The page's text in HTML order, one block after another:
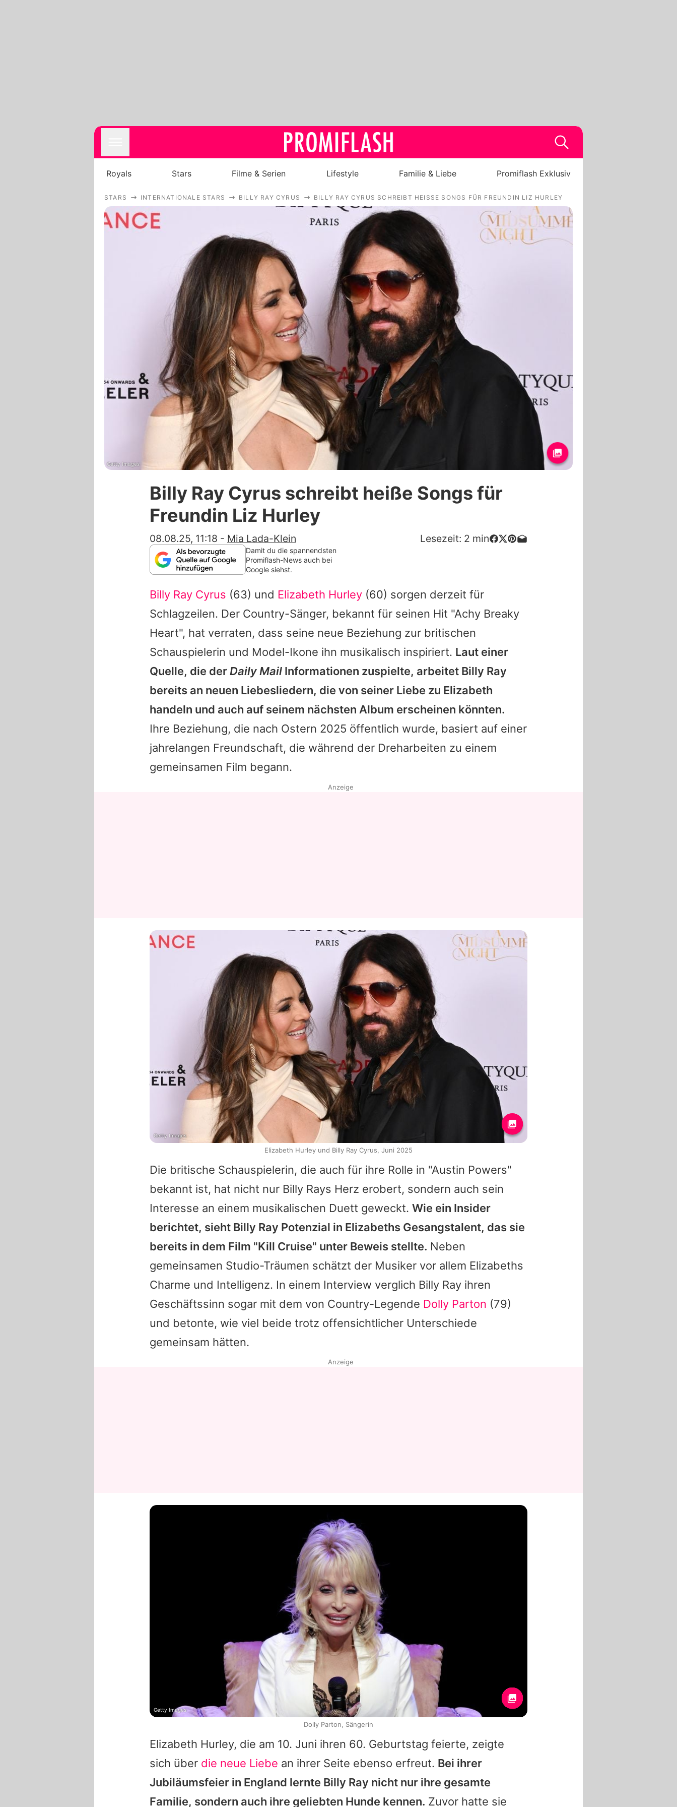
Royals
Stars
Filme & Serien
Lifestyle
Familie & Liebe
Promiflash Exklusiv
Alle Themen auf Promiflash
Jobs
App runterladen
Team
Redaktionelle Richtlinien
Impressum
Datenschutzerklärung
Nutzungsbedingungen
Utiq verwalten
Royals Stars Filme & Serien Lifestyle Familie & Liebe Promiflash Exklusiv
STARS INTERNATIONALE STARS BILLY RAY CYRUS BILLY RAY CYRUS SCHREIBT HEISSE SONGS FÜR FREUNDIN LIZ HURLEY
Getty Images
Billy Ray Cyrus schreibt heiße Songs für
Freundin Liz Hurley
08.08.25, 11:18 - Mia Lada-Klein Lesezeit: 2 min
Damit du die spannendsten
Promiflash-News auch bei
Google siehst.
Billy Ray Cyrus (63) und Elizabeth Hurley (60) sorgen derzeit für
Schlagzeilen. Der Country-Sänger, bekannt für seinen Hit "Achy Breaky
Heart", hat verraten, dass seine neue Beziehung zur britischen
Schauspielerin und Model-Ikone ihn musikalisch inspiriert. Laut einer
Quelle, die derDaily Mail Informationen zuspielte, arbeitet Billy Ray
bereits an neuen Liebesliedern, die von seiner Liebe zu Elizabeth
handeln und auch auf seinem nächsten Album erscheinen könnten.
Ihre Beziehung, die nach Ostern 2025 öffentlich wurde, basiert auf einer
jahrelangen Freundschaft, die während der Dreharbeiten zu einem
gemeinsamen Film begann.
Die britische Schauspielerin, die auch für ihre Rolle in "Austin Powers"
bekannt ist, hat nicht nur Billy Rays Herz erobert, sondern auch sein
Interesse an einem musikalischen Duett geweckt. Wie ein Insider
berichtet, sieht Billy Ray Potenzial in Elizabeths Gesangstalent, das sie
bereits in dem Film "Kill Cruise" unter Beweis stellte. Neben
gemeinsamen Studio-Träumen schätzt der Musiker vor allem Elizabeths
Charme und Intelligenz. In einem Interview verglich Billy Ray ihren
Geschäftssinn sogar mit dem von Country-Legende Dolly Parton (79)
und betonte, wie viel beide trotz offensichtlicher Unterschiede
gemeinsam hätten.
Elizabeth Hurley, die am 10. Juni ihren 60. Geburtstag feierte, zeigte
sich über die neue Liebe an ihrer Seite ebenso erfreut. Bei ihrer
Jubiläumsfeier in England lernte Billy Ray nicht nur ihre gesamte
Familie, sondern auch ihre geliebten Hunde kennen. Zuvor hatte sie
Anzeige
Getty Images
Elizabeth Hurley und Billy Ray Cyrus, Juni 2025
Anzeige
Getty Images
Dolly Parton, Sängerin